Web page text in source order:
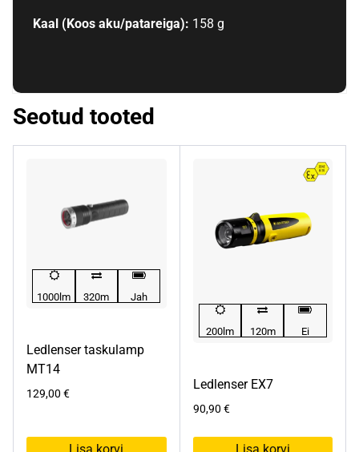
Kaal (Koos aku/patareiga): 158 g
Seotud tooted
1000lm 320m Jah
Ledlenser taskulamp
MT14
129,00 €
200lm 120m Ei
Ledlenser EX7
90,90 €